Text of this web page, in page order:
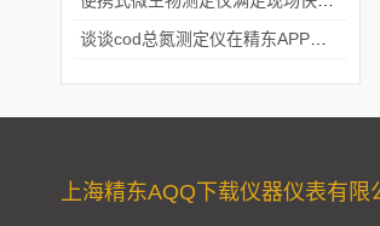
上海精东AQQ下载仪器仪表有限